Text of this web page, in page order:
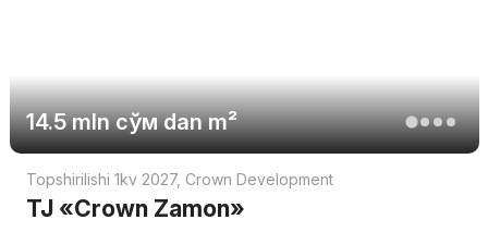
14.5 mln сўмdan m²
Topshirilishi 1kv 2027, Crown Development
TJ «Crown Zamon»